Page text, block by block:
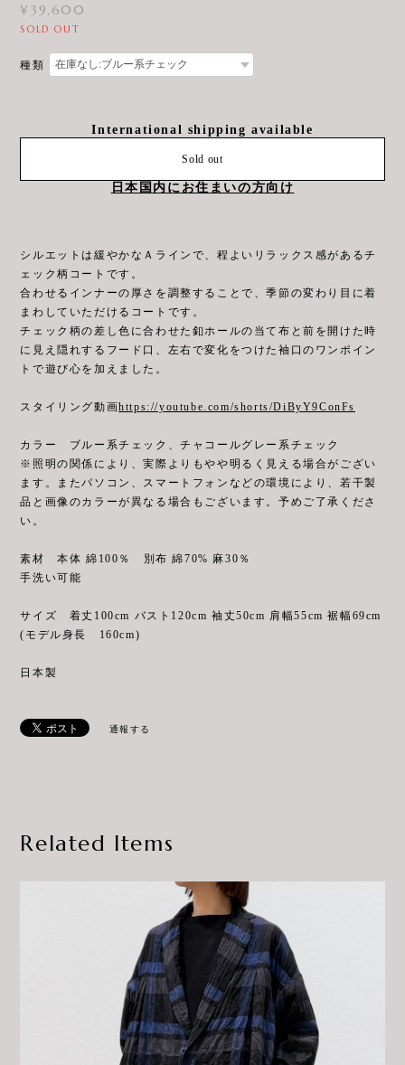
¥39,600
SOLD OUT
種類
International shipping available
Sold out
日本国内にお住まいの方向け
シルエットは緩やかなＡラインで、程よいリラックス感があるチ
ェック柄コートです。
合わせるインナーの厚さを調整することで、季節の変わり目に着
まわしていただけるコートです。
チェック柄の差し色に合わせた釦ホールの当て布と前を開けた時
に見え隠れするフード口、左右で変化をつけた袖口のワンポイン
トで遊び心を加えました。
スタイリング動画https://youtube.com/shorts/DiByY9ConFs
カラー ブルー系チェック、チャコールグレー系チェック
※照明の関係により、実際よりもやや明るく見える場合がござい
ます。またパソコン、スマートフォンなどの環境により、若干製
品と画像のカラーが異なる場合もございます。予めご了承くださ
い。
素材 本体 綿100％ 別布 綿70% 麻30％
手洗い可能
サイズ 着丈100cm バスト120cm 袖丈50cm 肩幅55cm 裾幅69cm
(モデル身長 160cm)
日本製
通報する
Related Items